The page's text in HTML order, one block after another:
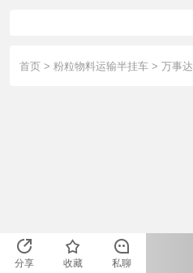
首页 > 粉粒物料运输半挂车 > 万事达
分享 收藏 私聊